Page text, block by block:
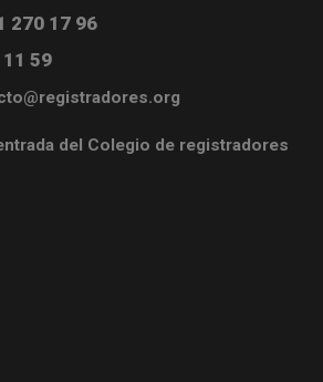
270 17 96
59
del Colegio de registradores